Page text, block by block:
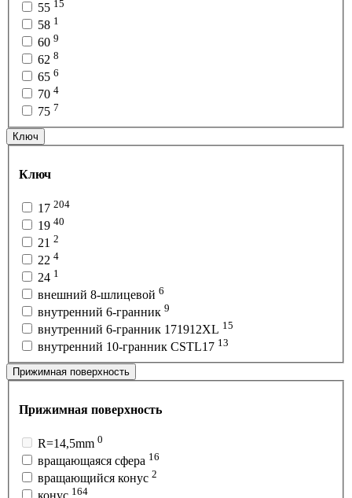
55 15
58 1
60 9
62 8
65 6
70 4
75 7
Ключ
Ключ
17 204
19 40
21 2
22 4
24 1
внешний 8-шлицевой 6
внутренний 6-гранник 9
внутренний 6-гранник 171912XL 15
внутренний 10-гранник CSTL17 13
Прижимная поверхность
Прижимная поверхность
R=14,5mm 0
вращающаяся сфера 16
вращающийся конус 2
164